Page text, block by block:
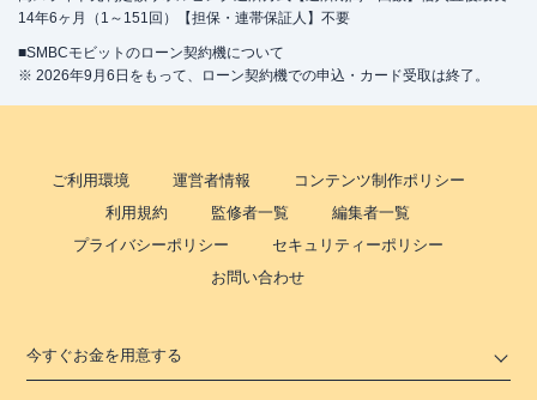
14年6ヶ月（1～151回）【担保・連帯保証人】不要
■SMBCモビットのローン契約機について
※ 2026年9月6日をもって、ローン契約機での申込・カード受取は終了。
ご利用環境 運営者情報
コンテンツ制作ポリシー
利用規約
監修者一覧
編集者一覧
プライバシーポリシー
セキュリティーポリシー
お問い合わせ
今すぐお金を用意する